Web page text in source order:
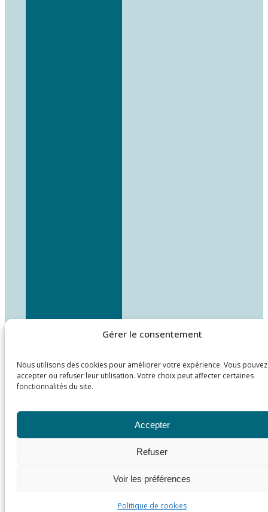
Gérer le consentement
Nous utilisons des cookies pour améliorer votre expérience. Vous pouvez
accepter ou refuser leur utilisation. Votre choix peut affecter certaines
fonctionnalités du site.
Accepter
Refuser
Voir les préférences
Politique de cookies